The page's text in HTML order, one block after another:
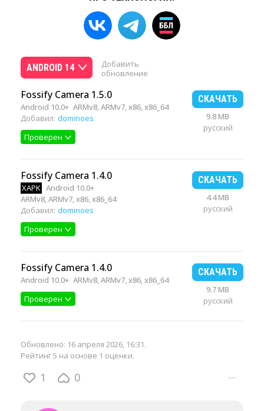
ANDROID 14
Добавить
обновление
Fossify Camera 1.5.0
Android 10.0+ ARMv8, ARMv7, x86, x86_64
Добавил: dominoes
Проверен
СКАЧАТЬ
9.8 MB
русский
Fossify Camera 1.4.0
XAPK Android 10.0+
ARMv8, ARMv7, x86, x86_64
Добавил: dominoes
Проверен
СКАЧАТЬ
4.4 MB
русский
Fossify Camera 1.4.0
Android 10.0+ ARMv8, ARMv7, x86, x86_64
Проверен
СКАЧАТЬ
9.7 MB
русский
Обновлено: 16 апреля 2026, 16:31.
Рейтинг 5 на основе 1 оценки.
1 0 ···